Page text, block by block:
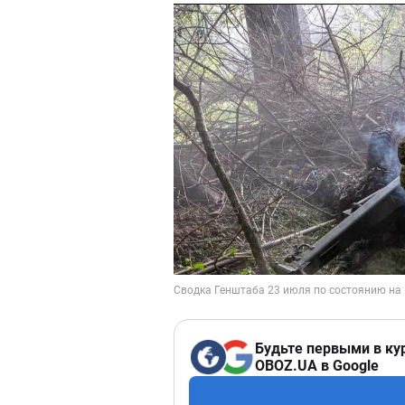
Будьте первыми в
OBOZ.UA в Google